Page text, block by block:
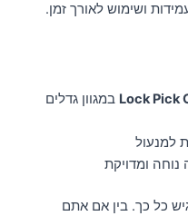
ושימוש לאורך זמן.
Lock Pick במגוון גדלים
למנעול
נוחה ומדויקת
כל כך. בין אם אתם